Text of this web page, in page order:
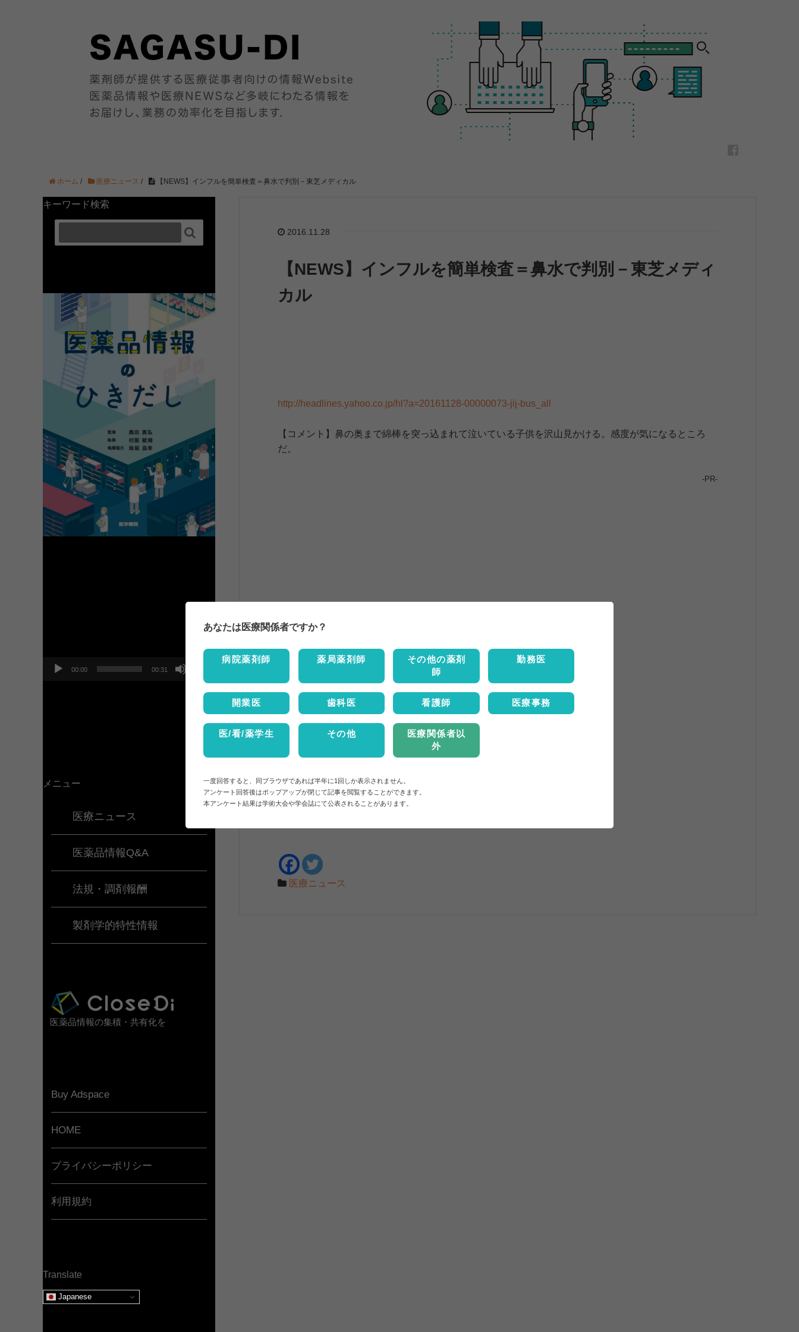
ホーム / 医療ニュース / 【NEWS】インフルを簡単検査＝鼻水で判別－東芝メディカル
2016.11.28
【NEWS】インフルを簡単検査＝鼻水で判別－東芝メディ
カル
http://headlines.yahoo.co.jp/hl?a=20161128-00000073-jij-bus_all
【コメント】鼻の奥まで綿棒を突っ込まれて泣いている子供を沢山見かける。感度が気になるところ
だ。
-PR-
医療ニュース
キーワード検索

00:00 00:31
メニュー
医療ニュース
医薬品情報Q&A
法規・調剤報酬
製剤学的特性情報
医薬品情報の集積・共有化を
Buy Adspace
HOME
プライバシーポリシー
利用規約
Translate
Japanese
あなたは医療関係者ですか？
病院薬剤師 薬局薬剤師
その他の薬剤
師
勤務医
開業医 歯科医 看護師 医療事務
医/看/薬学生 その他
医療関係者以
外
一度回答すると、同ブラウザであれば半年に1回しか表示されません。
アンケート回答後はポップアップが閉じて記事を閲覧することができます。
本アンケート結果は学術大会や学会誌にて公表されることがあります。